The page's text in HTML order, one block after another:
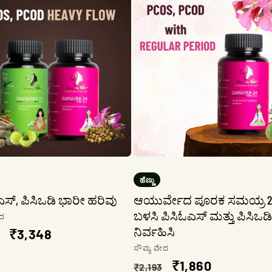
ಪಿಸಿಒಡಿ ಭಾರೀ ಹರಿವು
ಮಾರಾಟ
₹3,348
ಹೆಣ್ಣು
ಆಯುರ್ವೇದ ಪೂರಕ ಸಮಯ್ರ
ಬಳಸಿ ಪಿಸಿಓಎಸ್ ಮತ್ತು ಪಿಸಿಒಡಿ
ನಿರ್ವಹಿಸಿ
ಮಾರಾಟಗಾರ:
ಸೌಮ್ಯ ವೇದ
ನಿಯಮಿತ
₹2,193
ಮಾರಾಟ
₹1,860